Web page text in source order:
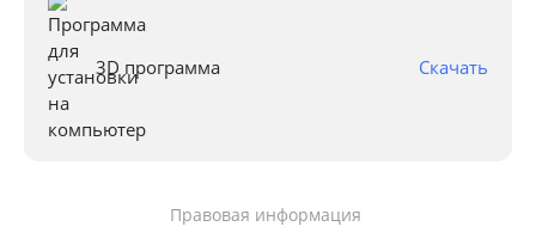
3D программа Скачать
Правовая информация